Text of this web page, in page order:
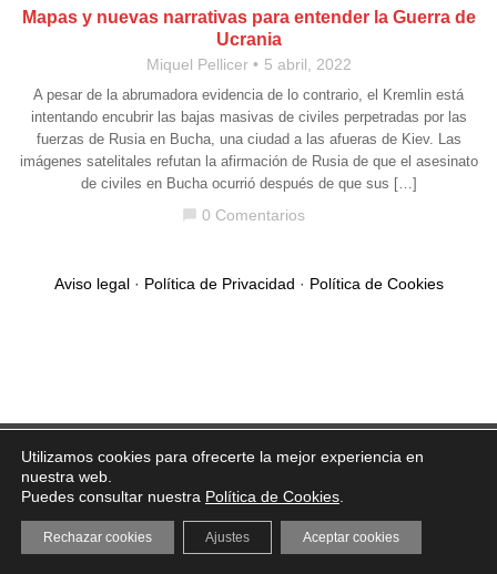
Mapas y nuevas narrativas para entender la Guerra de
Ucrania
Miquel Pellicer 5 abril, 2022
A pesar de la abrumadora evidencia de lo contrario, el Kremlin está
intentando encubrir las bajas masivas de civiles perpetradas por las
fuerzas de Rusia en Bucha, una ciudad a las afueras de Kiev. Las
imágenes satelitales refutan la afirmación de Rusia de que el asesinato
de civiles en Bucha ocurrió después de que sus […]
chat_bubble 0 Comentarios
Aviso legal· Política de Privacidad · Política de Cookies
Utilizamos cookies para ofrecerte la mejor experiencia en
nuestra web.
Puedes consultar nuestra Política de Cookies
Aceptar cookies
Rechazar cookies Ajustes